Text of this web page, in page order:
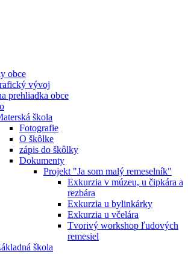
obce
vývoj
prehliadka obce
škola
Fotografie
O škôlke
zápis do škôlky
Dokumenty
Projekt "Ja som malý remeselník"
Exkurzia v múzeu, u čipkára a
rezbára
Exkurzia u bylinkárky
Exkurzia u včelára
Tvorivý workshop ľudových
remesiel
škola